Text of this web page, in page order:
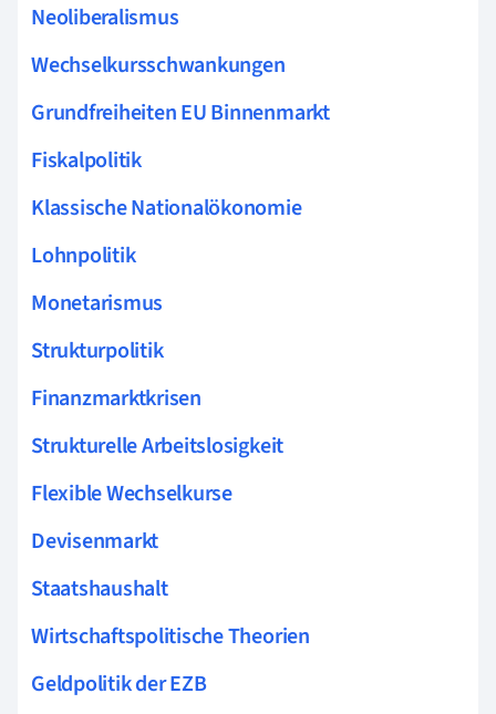
Neoliberalismus
Wechselkursschwankungen
Grundfreiheiten EU Binnenmarkt
Fiskalpolitik
Klassische Nationalökonomie
Lohnpolitik
Monetarismus
Strukturpolitik
Finanzmarktkrisen
Strukturelle Arbeitslosigkeit
Flexible Wechselkurse
Devisenmarkt
Staatshaushalt
Wirtschaftspolitische Theorien
Geldpolitik der EZB